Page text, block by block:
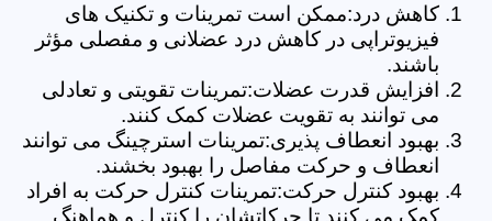
کاهش درد:ممکن است تمرینات و تکنیک های
فیزیوتراپی در کاهش درد عضلانی و مفصلی مؤثر
باشند.
افزایش قدرت عضلات:تمرینات تقویتی و تعادلی
می توانند به تقویت عضلات کمک کنند.
بهبود انعطاف پذیری:تمرینات استرچینگ می توانند
انعطاف و حرکت مفاصل را بهبود بخشند.
بهبود کنترل حرکت:تمرینات کنترل حرکت به افراد
کمک می کنند تا حرکاتشان را کنترل و هماهنگ